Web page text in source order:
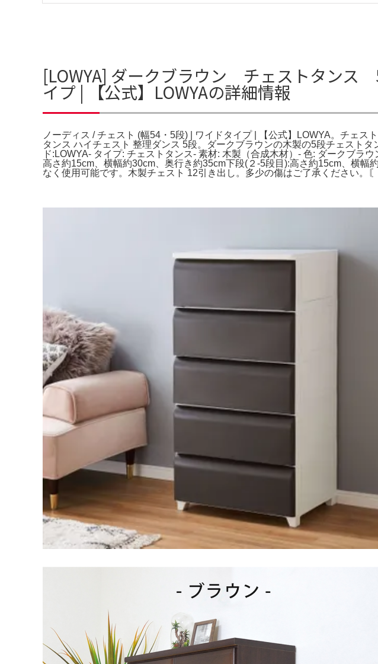
[LOWYA] ダークブラウン チェストタンス
イプ | 【公式】LOWYAの詳細情報
ノーディス / チェスト (幅54・5段) | ワイドタイプ | 【公式】LOWYA。チェ
タンス ハイチェスト 整理ダンス 5段。ダークブラウンの木製の5段チェスト
ド:LOWYA- タイプ: チェストタンス- 素材: 木製（合成木材）- 色: ダークブラ
高さ約15cm、横幅約30cm、奥行き約35cm下段(２-5段目):高さ約15cm、横
なく使用可能です。木製チェスト 12引き出し。多少の傷はご了承ください。